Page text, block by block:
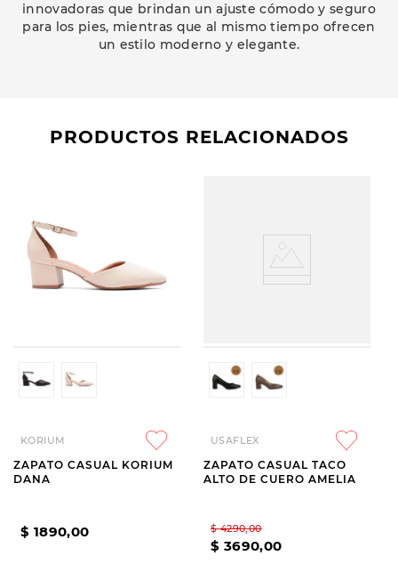
innovadoras que brindan un ajuste cómodo y seguro
para los pies, mientras que al mismo tiempo ofrecen
un estilo moderno y elegante.
PRODUCTOS RELACIONADOS
KORIUM
ZAPATO CASUAL KORIUM
DANA
$ 1890,00
USAFLEX
ZAPATO CASUAL TACO
ALTO DE CUERO AMELIA
$ 4290,00
$ 3690,00